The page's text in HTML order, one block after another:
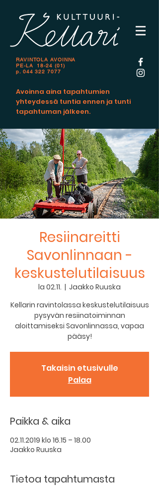
RAVINTOLA AVOINNA
PE-LA 18-24 (01)
p. 044 322 7077
Avoinna aina tapahtumien
yhteydessä tuntia ennen ja tunti
tapahtuman jälkeen.
Resiinareitti
Savonlinnaan -
keskustelutilaisuus
la 02.11.
  |
Jaakko Ruuska
Kellarin ravintolassa keskustelutilaisuus
pysyvän resiinatoiminnan
aloittamiseksi Savonlinnassa, vapaa
pääsy!
Takaisin etusivulle
Palaa
Paikka & aika
02.11.2019 klo 16.15 – 18.00
Jaakko Ruuska
Tietoa tapahtumasta